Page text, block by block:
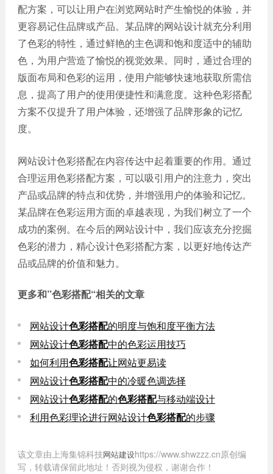
配方案，可以让用户在浏览网站时产生愉悦的体验，并
更容易记住品牌或产品。某品牌的网站设计就充分利用
了色彩的特性，通过鲜艳的主色调和饱和度适中的辅助
色，为用户营造了愉悦的视觉效果。同时，通过合理的
版面布局和色彩的运用，使用户能够快速地获取所需信
息，提高了用户的使用便捷性和满意度。这种色彩搭配
方案不仅提升了用户体验，还增强了品牌形象的记忆
度。
网站设计色彩搭配在内容传达中起着重要的作用。通过
合理运用色彩搭配方案，可以吸引用户的注意力，突出
产品或品牌的特点和优势，并增强用户的体验和记忆。
某品牌在色彩运用方面的卓越表现，为我们树立了一个
成功的案例。在今后的网站设计中，我们应该充分挖掘
色彩的潜力，精心设计色彩搭配方案，以更好地传达产
品或品牌的价值和魅力。
更多和”色彩搭配“相关的文章
网站设计色彩搭配的明度与饱和度平衡方法
网站设计色彩搭配中的色彩运用技巧
如何利用色彩搭配让网站更易读
网站设计色彩搭配中的冷暖色调选择
网站设计色彩搭配的色彩搭配与移动端设计
利用色彩理论进行网站设计色彩搭配的步骤
该文章由上海集锦科技网站建设https://www.shwzzz.cn原创编
写，转载请保留此地址！否则视为侵权，谢谢合作！